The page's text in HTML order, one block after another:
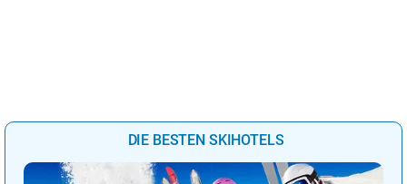
DIE BESTEN SKIHOTELS